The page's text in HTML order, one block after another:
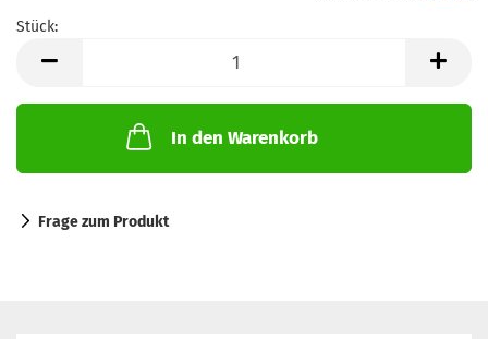
Stück:
In den Warenkorb
Frage zum Produkt